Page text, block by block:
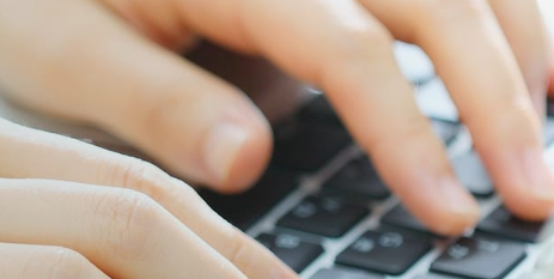
概要
士紹介
一覧
相続ガイド
初めての相続
申告手続きガイド
申告までの流れ
料金・シミュレーシ
税理士の選び方